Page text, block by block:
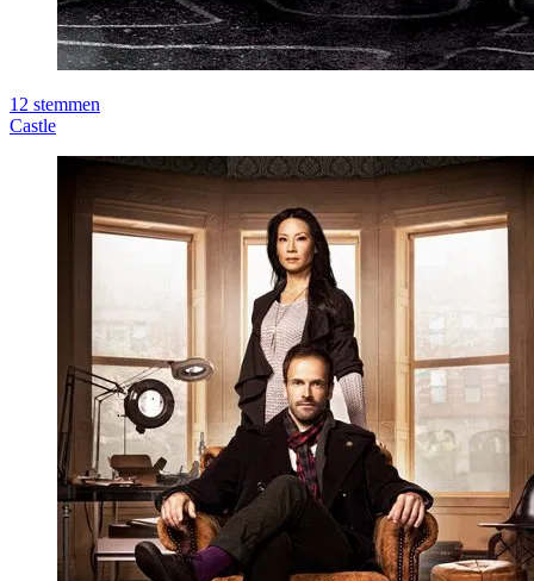
12 stemmen
Castle